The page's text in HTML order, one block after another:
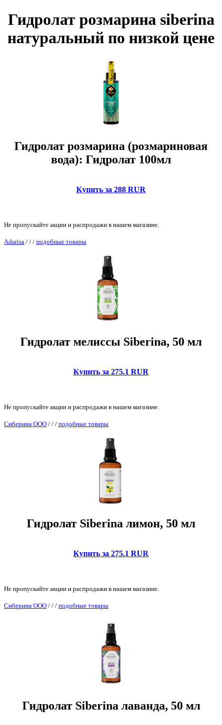
Гидролат розмарина siberina
натуральный по низкой цене
Гидролат розмарина (розмариновая
вода): Гидролат 100мл
Купить за 288 RUR
Не пропускайте акции и распродажи в нашем магазине.
Adarisa / / / подобные товары
Гидролат мелиссы Siberina, 50 мл
Купить за 275.1 RUR
Не пропускайте акции и распродажи в нашем магазине.
Сиберина ООО / / / подобные товары
Гидролат Siberina лимон, 50 мл
Купить за 275.1 RUR
Не пропускайте акции и распродажи в нашем магазине.
Сиберина ООО / / / подобные товары
Гидролат Siberina лаванда, 50 мл